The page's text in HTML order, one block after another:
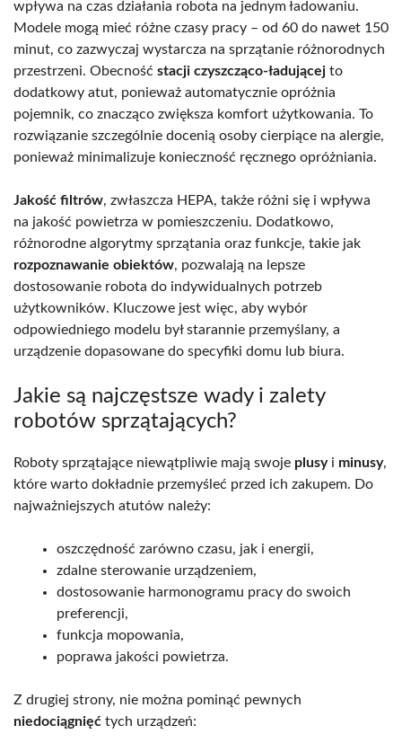
wpływa na czas działania robota na jednym ładowaniu.
Modele mogą mieć różne czasy pracy – od 60 do nawet 150
minut, co zazwyczaj wystarcza na sprzątanie różnorodnych
przestrzeni. Obecność stacji czyszcząco-ładującej to
dodatkowy atut, ponieważ automatycznie opróżnia
pojemnik, co znacząco zwiększa komfort użytkowania. To
rozwiązanie szczególnie docenią osoby cierpiące na alergie,
ponieważ minimalizuje konieczność ręcznego opróżniania.
Jakość filtrów, zwłaszcza HEPA, także różni się i wpływa
na jakość powietrza w pomieszczeniu. Dodatkowo,
różnorodne algorytmy sprzątania oraz funkcje, takie jak
rozpoznawanie obiektów, pozwalają na lepsze
dostosowanie robota do indywidualnych potrzeb
użytkowników. Kluczowe jest więc, aby wybór
odpowiedniego modelu był starannie przemyślany, a
urządzenie dopasowane do specyfiki domu lub biura.
Jakie są najczęstsze wady i zalety
robotów sprzątających?
Roboty sprzątające niewątpliwie mają swoje plusyi minusy,
które warto dokładnie przemyśleć przed ich zakupem. Do
najważniejszych atutów należy:
oszczędność zarówno czasu, jak i energii,
zdalne sterowanie urządzeniem,
dostosowanie harmonogramu pracy do swoich
preferencji,
funkcja mopowania,
poprawa jakości powietrza.
Z drugiej strony, nie można pominąć pewnych
niedociągnięć tych urządzeń: